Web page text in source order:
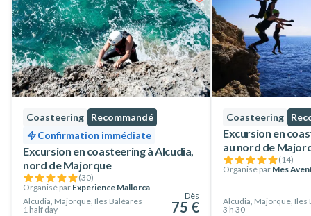
Coasteering
Recommandé
Confirmation immédiate
Excursion en coasteering à Alcudia,
nord de Majorque
(30)
Organisé par Experience Mallorca
Alcudia, Majorque, Iles Baléares
1 half day
Dès
75 €
Coasteering
Excursion en
au nord de
(14)
Organisé par Mes
Alcudia, Majorque, Iles
3 h 30